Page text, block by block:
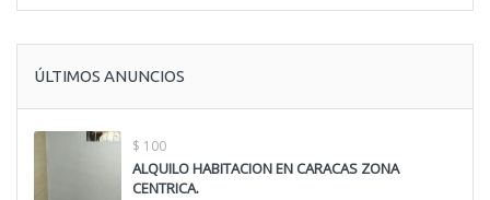
ÚLTIMOS ANUNCIOS
$ 100
ALQUILO HABITACION EN CARACAS ZONA
CENTRICA.